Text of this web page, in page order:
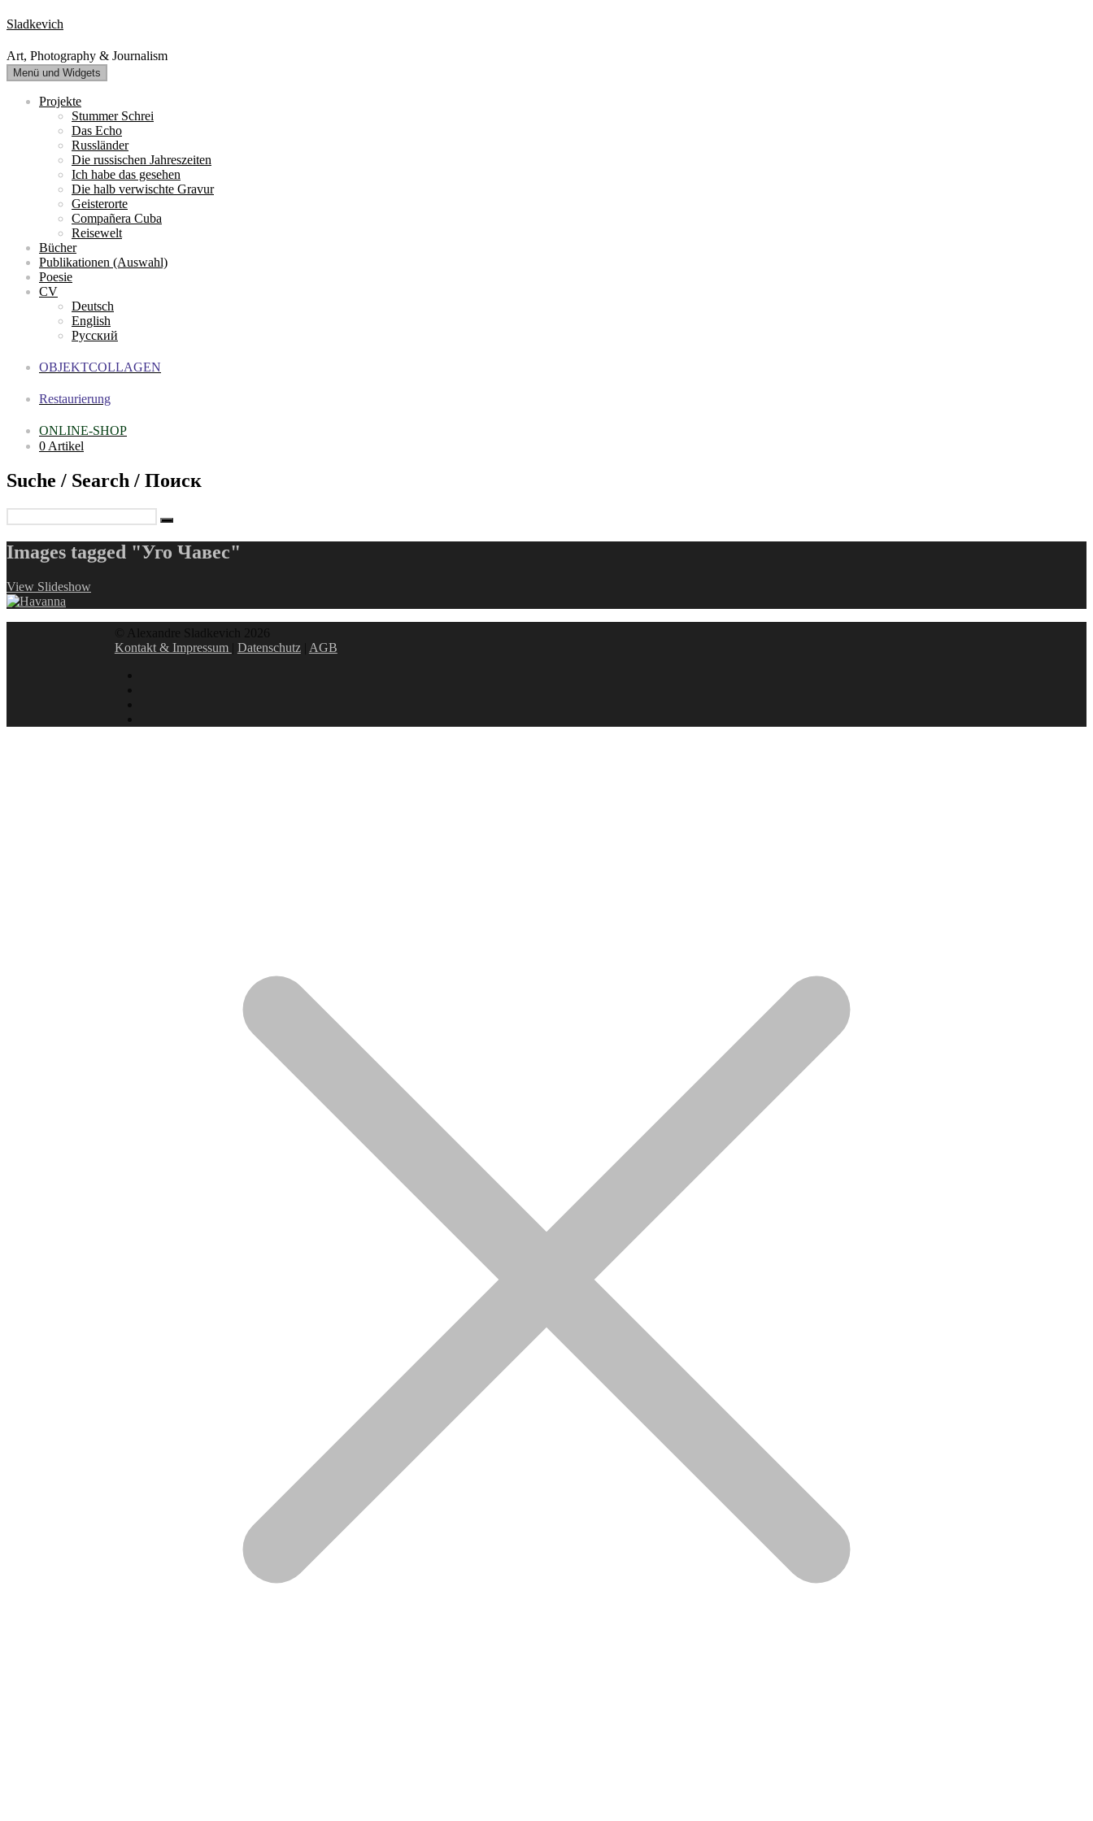
Zum
Inhalt
springen
Sladkevich
Art, Photography & Journalism
Menü und Widgets
Projekte
Stummer Schrei
Das Echo
Russländer
Die russischen Jahreszeiten
Ich habe das gesehen
Die halb verwischte Gravur
Geisterorte
Compañera Cuba
Reisewelt
Bücher
Publikationen (Auswahl)
Poesie
CV
Deutsch
English
Русский
OBJEKTCOLLAGEN
Restaurierung
ONLINE-SHOP
0 Artikel
Suche / Search / Поиск
Images tagged "Уго Чавес"
View Slideshow
Kontakt & Impressum
Datenschutz| AGB